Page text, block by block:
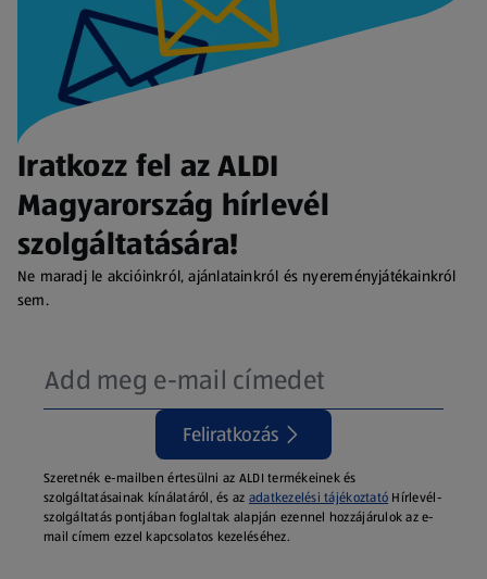
Iratkozz fel az ALDI
Magyarország hírlevél
szolgáltatására!
Ne maradj le akcióinkról, ajánlatainkról és nyereményjátékainkról
sem.
Feliratkozás
Szeretnék e-mailben értesülni az ALDI termékeinek és
szolgáltatásainak kínálatáról, és az adatkezelési tájékoztató Hírlevél-
szolgáltatás pontjában foglaltak alapján ezennel hozzájárulok az e-
mail címem ezzel kapcsolatos kezeléséhez.